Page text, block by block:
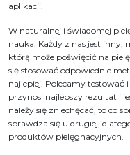
aplikacji.
W naturalnej i świadomej
nauka. Każdy z nas jest inny,
którą może poświęcić na
się stosować odpowiednie
najlepiej. Polecamy testować
przynosi najlepszy rezultat i
należy się zniechęcać, to co
sprawdza się u drugiej,
produktów pielęgnacyjnych.